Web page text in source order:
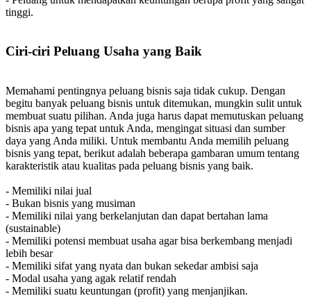
tinggi.
Ciri-ciri Peluang Usaha yang Baik
Memahami pentingnya peluang bisnis saja tidak cukup. Dengan
begitu banyak peluang bisnis untuk ditemukan, mungkin sulit untuk
membuat suatu pilihan. Anda juga harus dapat memutuskan peluang
bisnis apa yang tepat untuk Anda, mengingat situasi dan sumber
daya yang Anda miliki. Untuk membantu Anda memilih peluang
bisnis yang tepat, berikut adalah beberapa gambaran umum tentang
karakteristik atau kualitas pada peluang bisnis yang baik.
- Memiliki nilai jual
- Bukan bisnis yang musiman
- Memiliki nilai yang berkelanjutan dan dapat bertahan lama
(sustainable)
- Memiliki potensi membuat usaha agar bisa berkembang menjadi
lebih besar
- Memiliki sifat yang nyata dan bukan sekedar ambisi saja
- Modal usaha yang agak relatif rendah
- Memiliki suatu keuntungan (profit) yang menjanjikan.